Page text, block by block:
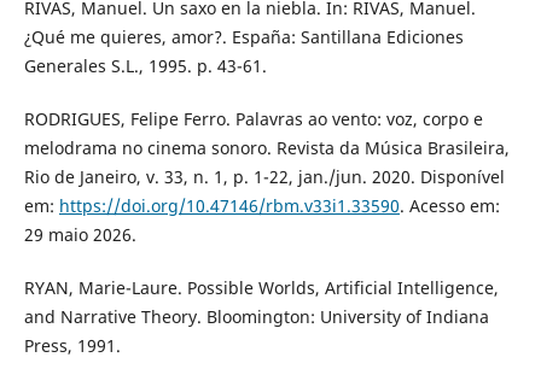
RIVAS, Manuel. Un saxo en la niebla. In: RIVAS, Manuel.
¿Qué me quieres, amor?. España: Santillana Ediciones
Generales S.L., 1995. p. 43-61.
RODRIGUES, Felipe Ferro. Palavras ao vento: voz, corpo e
melodrama no cinema sonoro. Revista da Música Brasileira,
Rio de Janeiro, v. 33, n. 1, p. 1-22, jan./jun. 2020. Disponível
em: https://doi.org/10.47146/rbm.v33i1.33590. Acesso em:
29 maio 2026.
RYAN, Marie-Laure. Possible Worlds, Artificial Intelligence,
and Narrative Theory. Bloomington: University of Indiana
Press, 1991.